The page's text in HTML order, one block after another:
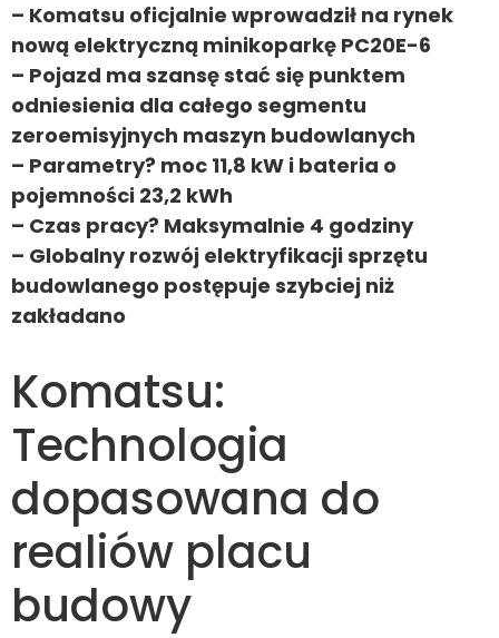
– Komatsu oficjalnie wprowadził na rynek
nową elektryczną minikoparkę PC20E-6
– Pojazd ma szansę stać się punktem
odniesienia dla całego segmentu
zeroemisyjnych maszyn budowlanych
– Parametry? moc 11,8 kW i bateria o
pojemności 23,2 kWh
– Czas pracy? Maksymalnie 4 godziny
– Globalny rozwój elektryfikacji sprzętu
budowlanego postępuje szybciej niż
zakładano
Komatsu:
Technologia
dopasowana do
realiów placu
budowy